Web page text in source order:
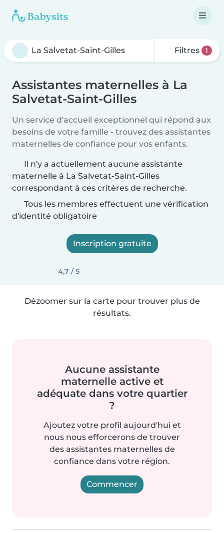
Filtres 1
Assistantes maternelles à La
Salvetat-Saint-Gilles
Un service d'accueil exceptionnel qui répond aux
besoins de votre famille - trouvez des assistantes
maternelles de confiance pour vos enfants.
Il n'y a actuellement aucune assistante
maternelle à La Salvetat-Saint-Gilles
correspondant à ces critères de recherche.
Tous les membres effectuent une vérification
d'identité obligatoire
Inscription gratuite
4,7 / 5
Dézoomer sur la carte pour trouver plus de
résultats.
Aucune assistante
maternelle active et
adéquate dans votre quartier
?
Ajoutez votre profil aujourd'hui et
nous nous efforcerons de trouver
des assistantes maternelles de
confiance dans votre région.
Commencer